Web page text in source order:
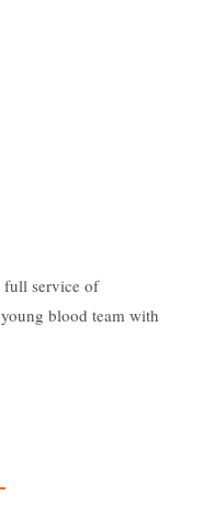
full service of
blood team with